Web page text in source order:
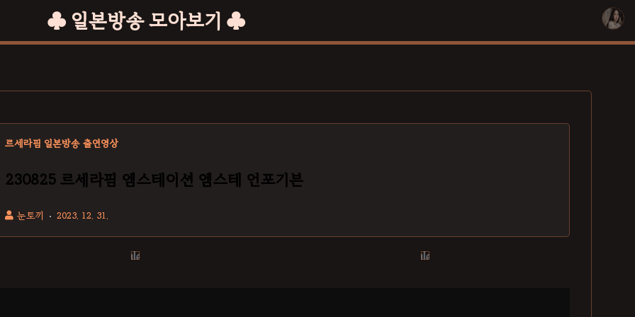
♣ 일본방송 모아보기 ♣
르세라핌 일본방송 출연영상
230825 르세라핌 엠스테이션 엠스테 언포기븐
눈토끼 2023. 12. 31.